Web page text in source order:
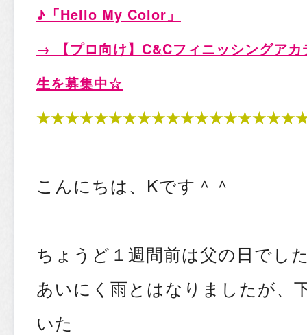
♪「Hello My Color 」
→ 【プロ向け】C&Cフィニッシングア
生を募集中☆
こんにちは、Kです＾＾
ちょうど１週間前は父の日でし
あいにく雨とはなりましたが、
いた